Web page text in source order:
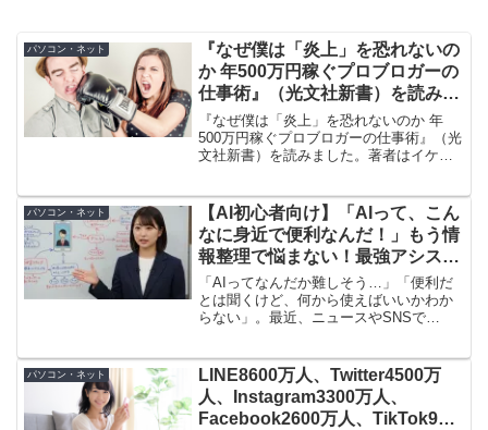
パソコン・ネット
『なぜ僕は「炎上」を恐れないの
か 年500万円稼ぐプロブロガーの
仕事術』（光文社新書）を読みま
した。著者はイケダハヤト氏です
『なぜ僕は「炎上」を恐れないのか 年
500万円稼ぐプロブロガーの仕事術』（光
文社新書）を読みました。著者はイケダ
クメデイアはブログでした。毎回のよう
に炎上しました。
パソコン・ネット
【AI初心者向け】「AIって、こん
なに身近で便利なんだ！」もう情
報整理で悩まない！最強アシスタ
ント「NotebookLM」徹底解説
「AIってなんだか難しそう…」「便利だ
とは聞くけど、何から使えばいいかわか
らない」。最近、ニュースやSNSで
る方も多いのではないでしょうか。専門
用語が飛び交い、自分には縁遠い世界だ
と感じてしまうかもしれません。
パソコン・ネット
LINE8600万人、Twitter4500万
人、Instagram3300万人、
Facebook2600万人、TikTok950